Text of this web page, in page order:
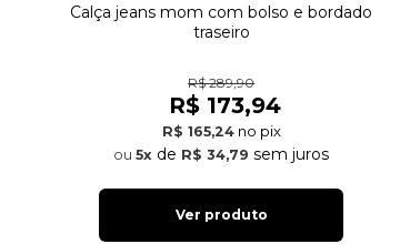
Calça jeans mom com bolso e bordado
traseiro
R$ 289,90
R$ 173,94
R$ 165,24 no pix
5x de R$ 34,79 sem juros
Ver produto